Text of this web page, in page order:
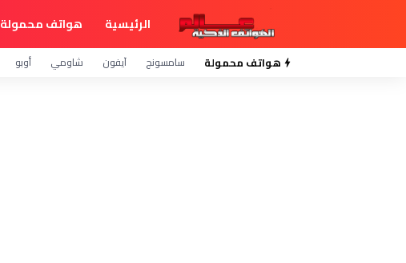
الرئيسية هواتف محمولة
هواتف محمولة سامسونج آيفون شاومي أوبو